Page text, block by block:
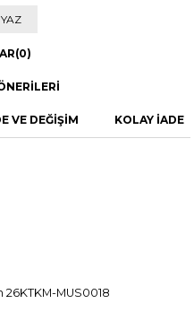
(0)
VE DEĞİŞİM KOLAY İADE
MUS0018